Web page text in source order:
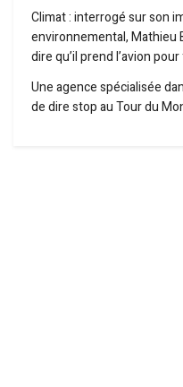
Climat : interrogé sur son
environnemental, Mathieu
dire qu’il prend l’avion
Une agence spécialisée
de dire stop au Tour du